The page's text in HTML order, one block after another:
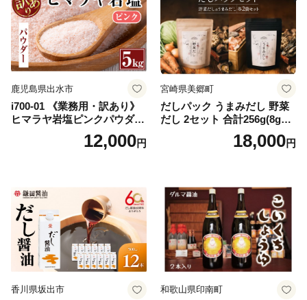
鹿児島県出水市
i700-01 《業務用・訳あり》
ヒマラヤ岩塩ピンクパウダー
タイプ(5kg) 岩塩 塩 調味料
しお 保存料不使用 天然 パウ
ティースマイル】
12,000円
宮崎県美郷町
だしパック うまみだし 野菜
だし 2セット 合計256g(8g×8
パック×2種×2セット) [岡田商
店 宮崎県 美郷町 31ac0069]
18,000円
香川県坂出市 和歌山県印南町